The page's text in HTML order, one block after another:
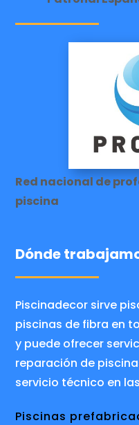
Red nacional de
piscina
Dónde
Piscinadecor sirve
piscinas de fibra en
y puede ofrecer
reparación de
servicio técnico en
Piscinas